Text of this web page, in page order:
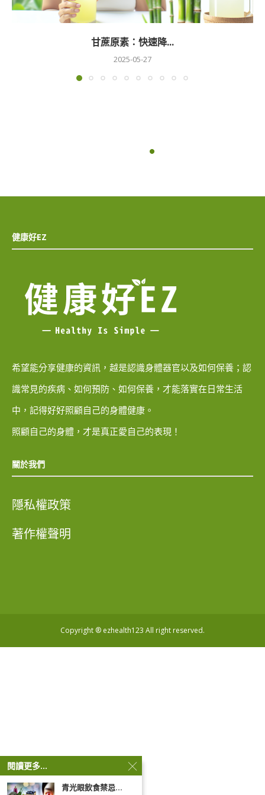
甘蔗原素：快速降...
2025-05-27
健康好EZ
希望能分享健康的資訊，越是認識身體器官以及如何保養；認
識常見的疾病、如何預防、如何保養，才能落實在日常生活
中，記得好好照顧自己的身體健康。
照顧自己的身體，才是真正愛自己的表現！
關於我們
隱私權政策
著作權聲明
Copyright ® ezhealth123 All right reserved.
閱讀更多...
青光眼飲食禁忌...